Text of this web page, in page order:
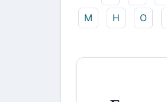
М
Н О